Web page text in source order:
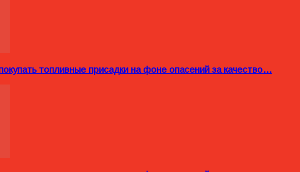
топливные присадки на фоне опасений за качество…